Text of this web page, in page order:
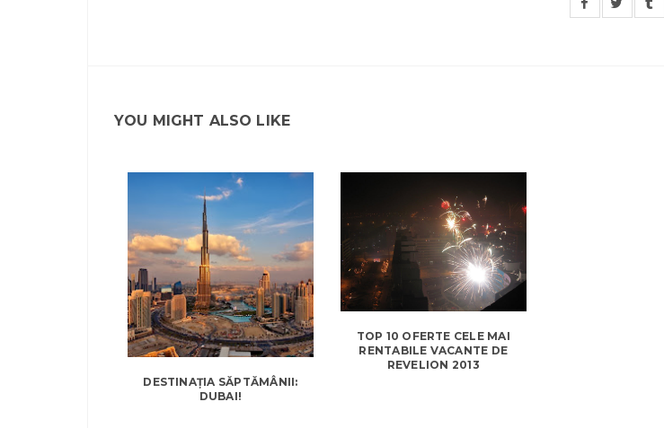
YOU MIGHT ALSO LIKE
DESTINAȚIA SĂPTĂMÂNII:
DUBAI!
TOP 10 OFERTE CELE MAI
RENTABILE VACANTE DE
REVELION 2013